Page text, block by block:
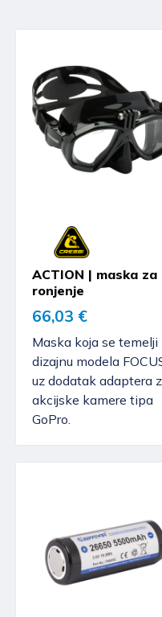
ACTION | maska za
ronjenje
66,03 €
Maska koja se temelji
dizajnu modela
uz dodatak adaptera
akcijske kamere tipa
GoPro.